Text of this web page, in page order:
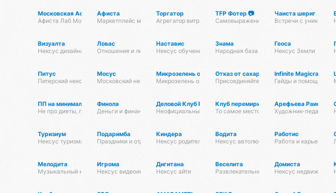
Московская Афиста
Афиста Лаб Москвы и Подпосковья
Афиста
Маркетплейс мероприятий
Торгатор
Агрегатор витрин
TFP Фотер 📷
Самовыражение с помощью линз , зеркал
Чаиста шериг
Встречи с
Визуалта
Нексус дизайна
Ловас
Отношения и любовь
Наставис
Нексус обучения
Знама
Народная база знаний
Геоса
Нексус Земли
Питус
Питерский нексус
Мосус
Московский нексус
Микрозелень оптом
Микрозелень оптом для поставщиков, в рестораны🍀.
Отказ от сахара
Присоединяйтесь к сообществу!
Infinite Magicraid
Гайды и помощь по
ПП на минималках
Не про диеты, про здоровье. Только самое важное.
Финола
Деньги и финансы
Деловой Клуб Русской Дружины
Неофициальный хаб
Клуб перемирия
То самое место
Арефьева Раиса
Художник-педагог
Туризиум
Нексус туризма
Подаримба
Праздники и отдых
Киндера
Нексус родителей
Водита
Нексус автолюбителей
Работис
Работа и карьера
Мелодита
Музыкальный нексус
Игрома
Нексус видеоигр
Дигитана
Нексус айти
Веселита
Развлекательный нексус
Домиста
Нексус